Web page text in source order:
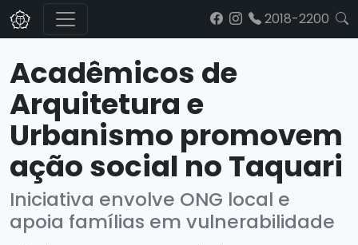
2018-2200
Acadêmicos de
Arquitetura e
Urbanismo promovem
ação social no Taquari
Iniciativa envolve ONG local e
apoia famílias em vulnerabilidade